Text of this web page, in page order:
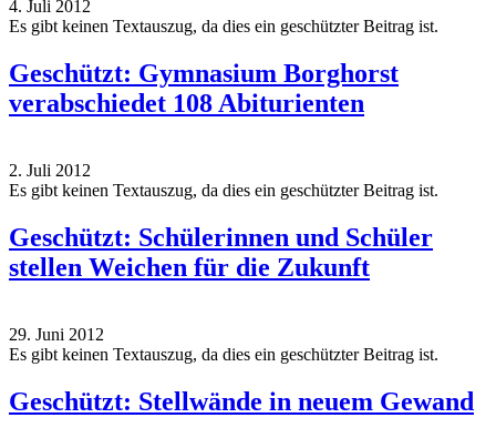
4. Juli 2012
Es gibt keinen Textauszug, da dies ein geschützter Beitrag ist.
Geschützt: Gymnasium Borghorst
verabschiedet 108 Abiturienten
2. Juli 2012
Es gibt keinen Textauszug, da dies ein geschützter Beitrag ist.
Geschützt: Schülerinnen und Schüler
stellen Weichen für die Zukunft
29. Juni 2012
Es gibt keinen Textauszug, da dies ein geschützter Beitrag ist.
Geschützt: Stellwände in neuem Gewand